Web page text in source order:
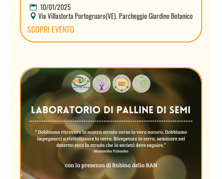
10/01/2025
Via Villastorta Portogruaro(VE). Parcheggio Giardino Botanico
SCOPRI EVENTO